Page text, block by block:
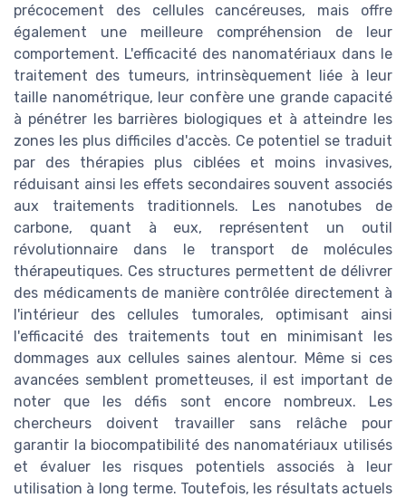
précocement des cellules cancéreuses, mais offre
également une meilleure compréhension de leur
comportement. L'efficacité des nanomatériaux dans le
traitement des tumeurs, intrinsèquement liée à leur
taille nanométrique, leur confère une grande capacité
à pénétrer les barrières biologiques et à atteindre les
zones les plus difficiles d'accès. Ce potentiel se traduit
par des thérapies plus ciblées et moins invasives,
réduisant ainsi les effets secondaires souvent associés
aux traitements traditionnels. Les nanotubes de
carbone, quant à eux, représentent un outil
révolutionnaire dans le transport de molécules
thérapeutiques. Ces structures permettent de délivrer
des médicaments de manière contrôlée directement à
l'intérieur des cellules tumorales, optimisant ainsi
l'efficacité des traitements tout en minimisant les
dommages aux cellules saines alentour. Même si ces
avancées semblent prometteuses, il est important de
noter que les défis sont encore nombreux. Les
chercheurs doivent travailler sans relâche pour
garantir la biocompatibilité des nanomatériaux utilisés
et évaluer les risques potentiels associés à leur
utilisation à long terme. Toutefois, les résultats actuels